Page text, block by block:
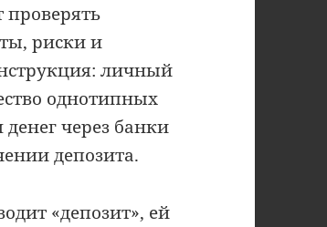
риски и
личный
однотипных
через банки
депозита.
«депозит», ей